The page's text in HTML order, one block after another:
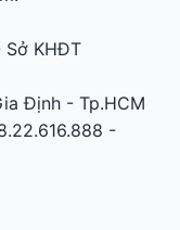
Sở KHĐT
Định - Tp.HCM
-